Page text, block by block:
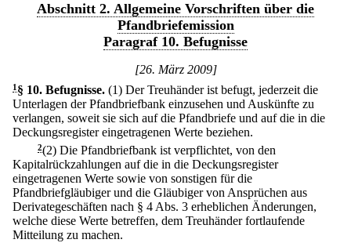
Abschnitt 2. Allgemeine Vorschriften über die
Pfandbriefemission
Paragraf 10. Befugnisse
[26. März 2009]
1 § 10. Befugnisse. (1) Der Treuhänder ist befugt, jederzeit die
Unterlagen der Pfandbriefbank einzusehen und Auskünfte zu
verlangen, soweit sie sich auf die Pfandbriefe und auf die in die
Deckungsregister eingetragenen Werte beziehen.
2(2) Die Pfandbriefbank ist verpflichtet, von den
Kapitalrückzahlungen auf die in die Deckungsregister
eingetragenen Werte sowie von sonstigen für die
Pfandbriefgläubiger und die Gläubiger von Ansprüchen aus
Derivategeschäften nach § 4 Abs. 3 erheblichen Änderungen,
welche diese Werte betreffen, dem Treuhänder fortlaufende
Mitteilung zu machen.